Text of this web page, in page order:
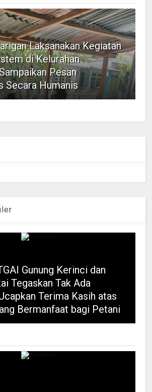
Laksanakan Kegiatan
di Kelurahan
Pesan
Secara Humanis
Gunung Kerinci dan
Tegaskan Tak Ada
Terima Kasih atas
Bermanfaat bagi Petani